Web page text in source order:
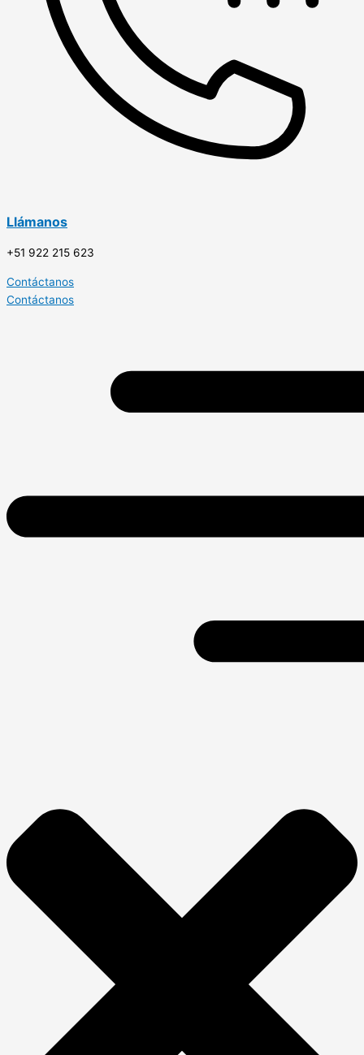
Llámanos
+51 922 215 623
Contáctanos
Contáctanos